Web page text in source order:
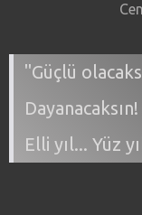
"Güçlü
Elli yıl... Yüz